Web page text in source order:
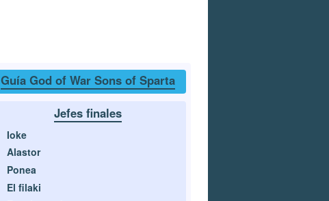
Guía God of War Sons of Sparta
Jefes finales
Ioke
Alastor
Ponea
El filaki